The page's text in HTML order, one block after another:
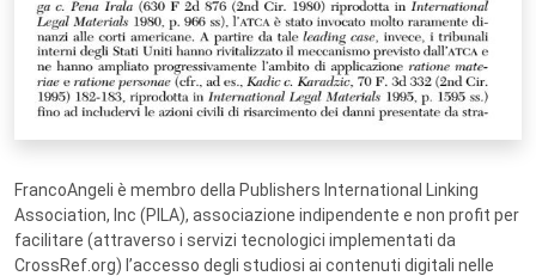
FrancoAngeli è membro della Publishers International Linking
Association, Inc (PILA), associazione indipendente e non profit per
facilitare (attraverso i servizi tecnologici implementati da
CrossRef.org) l’accesso degli studiosi ai contenuti digitali nelle